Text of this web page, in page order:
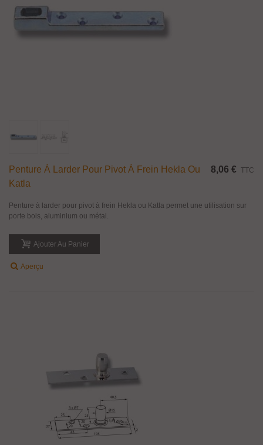
Penture À Larder Pour Pivot À Frein Hekla Ou
Katla
8,06 € TTC
Penture à larder pour pivot à frein Hekla ou Katla permet une utilisation sur
porte bois, aluminium ou métal.
Ajouter Au Panier
Aperçu